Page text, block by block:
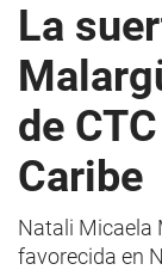
La
de
Caribe
Natali Micaela
favorecida en